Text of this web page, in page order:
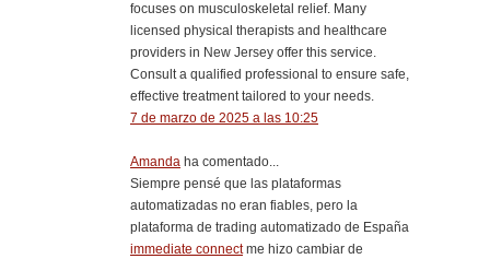
focuses on musculoskeletal relief. Many
licensed physical therapists and healthcare
providers in New Jersey offer this service.
Consult a qualified professional to ensure safe,
effective treatment tailored to your needs.
7 de marzo de 2025 a las 10:25
Amanda ha comentado...
Siempre pensé que las plataformas
automatizadas no eran fiables, pero la
plataforma de trading automatizado de España
immediate connectme hizo cambiar de